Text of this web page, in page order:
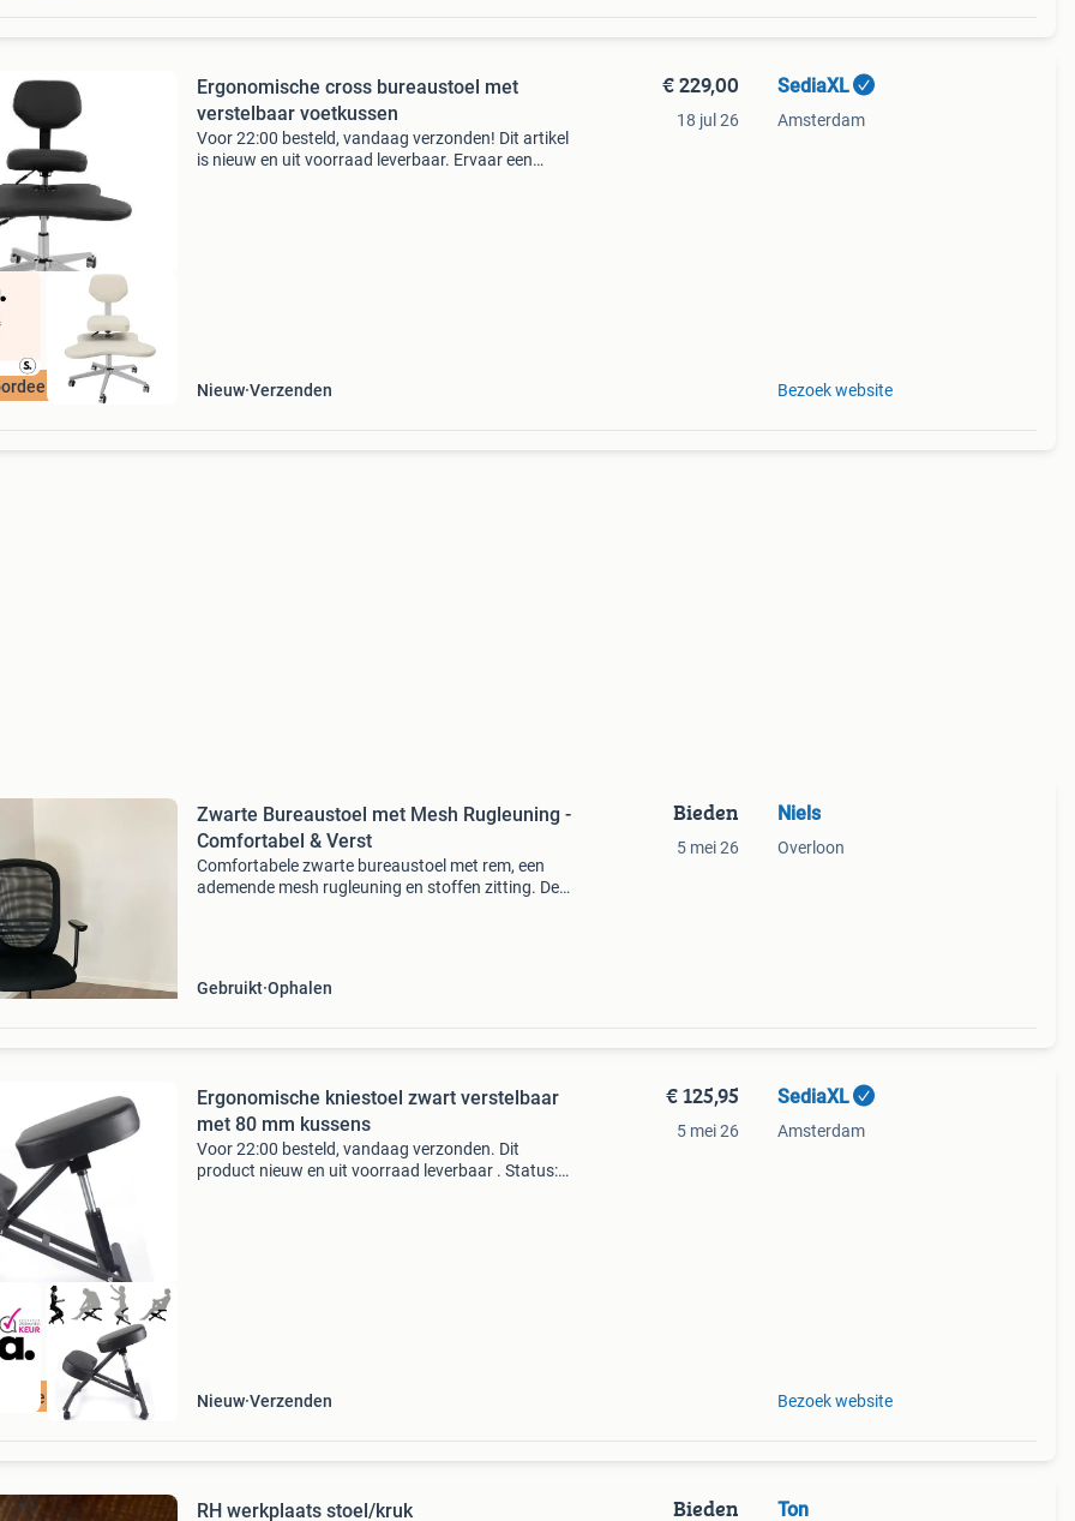
met 9+
Ergonomische cross bureaustoel met
verstelbaar voetkussen
Voor 22:00 besteld, vandaag verzonden! Dit artikel
is nieuw en uit voorraad leverbaar. Ervaar een
Nieuw Verzenden
€ 229,00
18 jul 26
SediaXL
Amsterdam
Bezoek website
Zwarte Bureaustoel met Mesh Rugleuning -
Comfortabel & Verst
Comfortabele zwarte bureaustoel met rem, een
ademende mesh rugleuning en stoffen zitting. De
Gebruikt Ophalen
Bieden
5 mei 26
Niels
Overloon
met 9+
Ergonomische kniestoel zwart verstelbaar
met 80 mm kussens
Voor 22:00 besteld, vandaag verzonden. Dit
product nieuw en uit voorraad leverbaar . Status:
Nieuw Verzenden
€ 125,95
5 mei 26
SediaXL
Amsterdam
Bezoek website
RH werkplaats stoel/kruk Bieden Ton